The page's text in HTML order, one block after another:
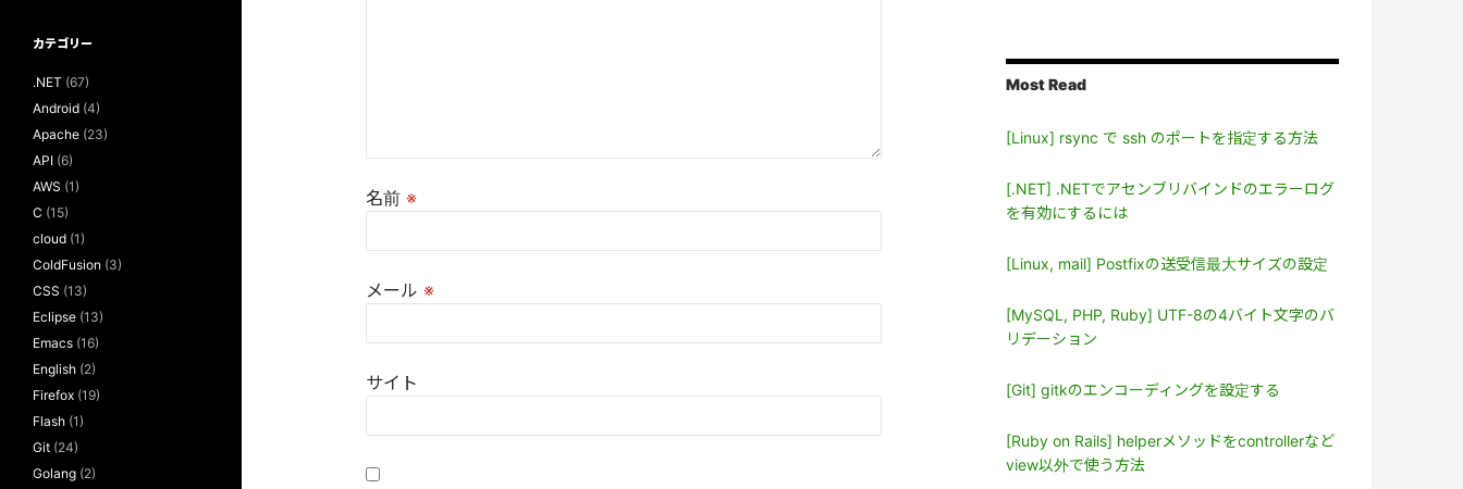
名前 ※
メール ※
サイト
Most Read
[Linux] rsync で ssh のポートを指定する方法
[.NET] .NETでアセンブリバインドのエラーログ
を有効にするには
[Linux, mail] Postfixの送受信最大サイズの設定
[MySQL, PHP, Ruby] UTF-8の4バイト文字のバ
リデーション
[Git] gitkのエンコーディングを設定する
[Ruby on Rails] helperメソッドをcontrollerなど
view以外で使う方法
カテゴリー
.NET (67)
Android (4)
Apache (23)
API (6)
AWS (1)
C (15)
cloud (1)
ColdFusion (3)
CSS (13)
Eclipse (13)
Emacs (16)
English (2)
Firefox (19)
Flash (1)
Git (24)
Golang (2)